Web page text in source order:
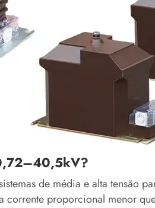
de média e alta tensão
proporcional menor